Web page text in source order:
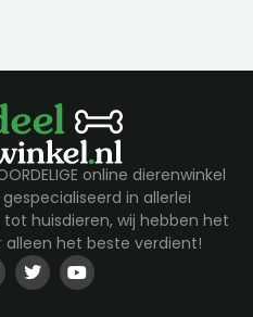
online dierenwinkel
in allerlei
huisdieren, wij hebben het
alleen het beste verdient!
T
w
i
Y
o
u